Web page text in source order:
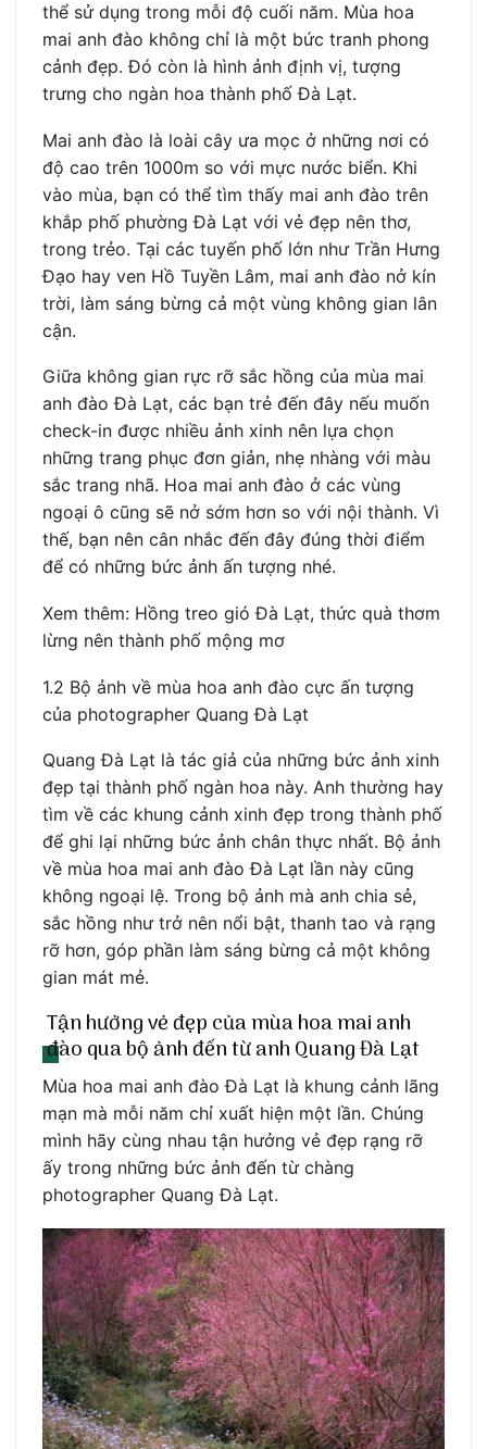
thể sử dụng trong mỗi độ cuối năm. Mùa hoa
mai anh đào không chỉ là một bức tranh phong
cảnh đẹp. Đó còn là hình ảnh định vị, tượng
trưng cho ngàn hoa thành phố Đà Lạt.
Mai anh đào là loài cây ưa mọc ở những nơi có
độ cao trên 1000m so với mực nước biển. Khi
vào mùa, bạn có thể tìm thấy mai anh đào trên
khắp phố phường Đà Lạt với vẻ đẹp nên thơ,
trong trẻo. Tại các tuyến phố lớn như Trần Hưng
Đạo hay ven Hồ Tuyền Lâm, mai anh đào nở kín
trời, làm sáng bừng cả một vùng không gian lân
cận.
Giữa không gian rực rỡ sắc hồng của mùa mai
anh đào Đà Lạt, các bạn trẻ đến đây nếu muốn
check-in được nhiều ảnh xinh nên lựa chọn
những trang phục đơn giản, nhẹ nhàng với màu
sắc trang nhã. Hoa mai anh đào ở các vùng
ngoại ô cũng sẽ nở sớm hơn so với nội thành. Vì
thế, bạn nên cân nhắc đến đây đúng thời điểm
để có những bức ảnh ấn tượng nhé.
Xem thêm: Hồng treo gió Đà Lạt, thức quà thơm
lừng nên thành phố mộng mơ
1.2 Bộ ảnh về mùa hoa anh đào cực ấn tượng
của photographer Quang Đà Lạt
Quang Đà Lạt là tác giả của những bức ảnh xinh
đẹp tại thành phố ngàn hoa này. Anh thường hay
tìm về các khung cảnh xinh đẹp trong thành phố
để ghi lại những bức ảnh chân thực nhất. Bộ ảnh
về mùa hoa mai anh đào Đà Lạt lần này cũng
không ngoại lệ. Trong bộ ảnh mà anh chia sẻ,
sắc hồng như trở nên nổi bật, thanh tao và rạng
rỡ hơn, góp phần làm sáng bừng cả một không
gian mát mẻ.
Tận hưởng vẻ đẹp của mùa hoa mai anh
đào qua bộ ảnh đến từ anh Quang Đà Lạt
Mùa hoa mai anh đào Đà Lạt là khung cảnh lãng
mạn mà mỗi năm chỉ xuất hiện một lần. Chúng
mình hãy cùng nhau tận hưởng vẻ đẹp rạng rỡ
ấy trong những bức ảnh đến từ chàng
photographer Quang Đà Lạt.